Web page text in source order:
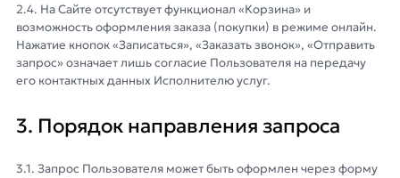
2.4. На Сайте отсутствует функционал «Корзина» и
возможность оформления заказа (покупки) в режиме онлайн.
Нажатие кнопок «Записаться», «Заказать звонок», «Отправить
запрос» означает лишь согласие Пользователя на передачу
его контактных данных Исполнителю услуг.
3. Порядок направления запроса
3.1. Запрос Пользователя может быть оформлен через форму